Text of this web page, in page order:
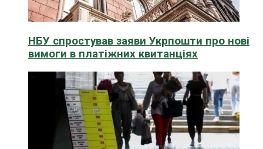
НБУ спростував заяви Укрпошти про нові
вимоги в платіжних квитанціях